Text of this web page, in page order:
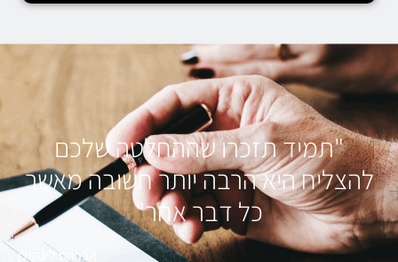
"תמיד תזכרו שההחלטה שלכם
להצליח היא הרבה יותר חשובה מאשר
כל דבר אחר"
אברהם לינקולן